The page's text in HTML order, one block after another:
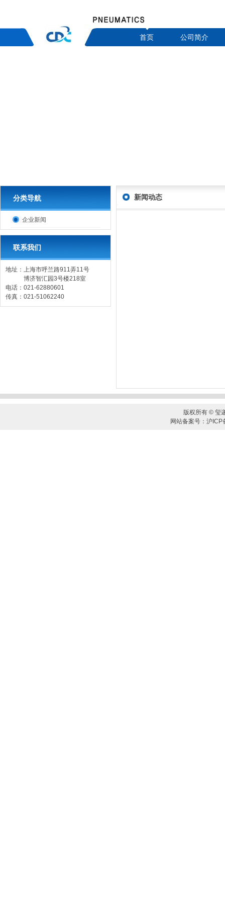
首页 公司简介
分类导航
企业新闻
联系我们
地址：上海市呼兰路911弄11号
博济智汇园3号楼218室
电话：021-62880601
传真：021-51062240
新闻动态
版权所有 © 玺
网站备案号：沪